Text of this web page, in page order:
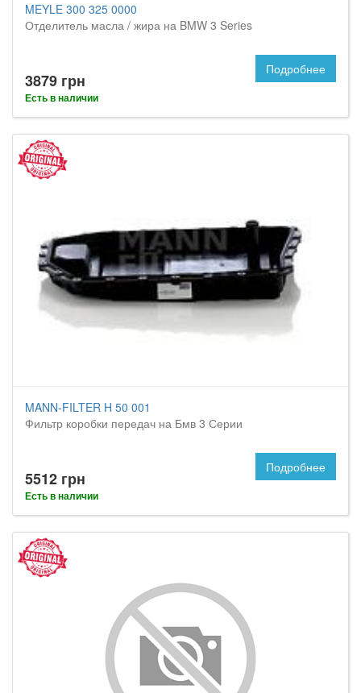
MEYLE 300 325 0000
Отделитель масла / жира на BMW 3 Series
3879 грн
Есть в наличии
Подробнее
MANN-FILTER H 50 001
Фильтр коробки передач на Бмв 3 Серии
5512 грн
Есть в наличии
Подробнее